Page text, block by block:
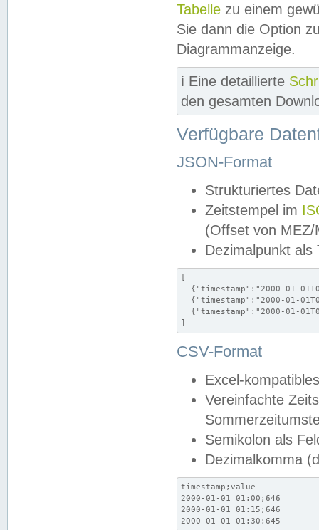
Tabelle zu einem
Sie dann die Option
Diagrammanzeige.
ℹ️ Eine detaillierte
den gesamten
Verfügbare
JSON-Format
Strukturiertes
Zeitstempel im
(Offset von MEZ/
Dezimalpunkt als
[
{"timestamp":"2000-01-
{"timestamp":"2000-01-
{"timestamp":"2000-01-
]
CSV-Format
Excel-
Vereinfachte
Semikolon als
Dezimalkomma
timestamp;value
2000-01-01 01:00;646
2000-01-01 01:15;646
2000-01-01 01:30;645